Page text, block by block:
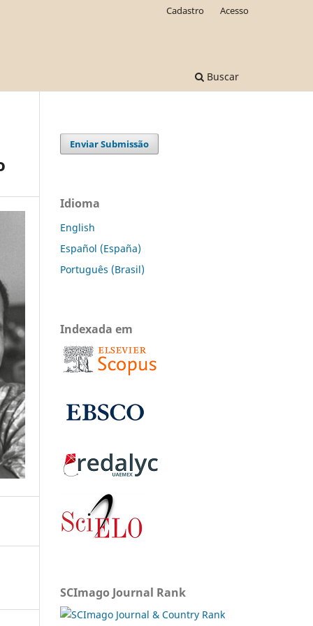
Buscar
Cadastro Acesso
Enviar Submissão
Idioma
English
Español (España)
Português (Brasil)
Indexada em
SCImago Journal Rank